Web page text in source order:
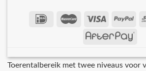
Toerentalbereik met twee niveaus voor